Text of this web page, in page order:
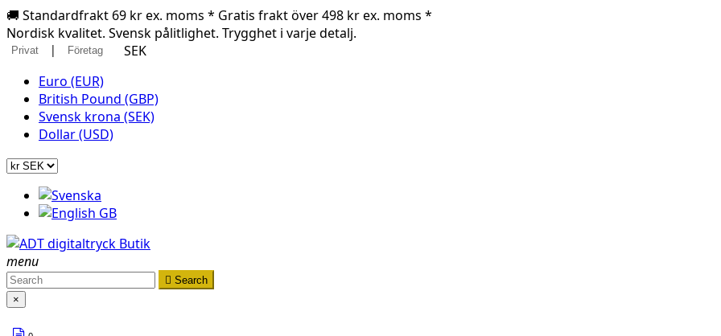
🚚 Standardfrakt 69 kr ex. moms * Gratis frakt över 498 kr ex. moms *
Nordisk kvalitet. Svensk pålitlighet. Trygghet i varje detalj.
Privat | Företag
SEK
Euro (EUR)
British Pound (GBP)
Svensk krona (SEK)
Dollar (USD)
menu
 Search
×